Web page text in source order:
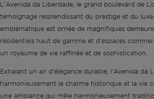
L'Avenida da Liberdade, le grand boulevard de
témoignage resplendissant du prestige et du
emblématique est ornée de magnifiques
résidentiels haut de gamme et d'espaces
un royaume de vie raffinée et de sophistication.
Exhalant un air d'élégance durable, l'Avenida da
harmonieusement le charme historique et la vie
une ambiance qui mêle harmonieusement